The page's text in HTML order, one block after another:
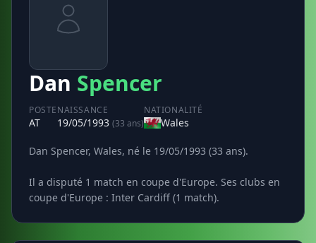
Dan Spencer
POSTE
AT
NAISSANCE
19/05/1993 (33 ans)
NATIONALITÉ
Wales
Dan Spencer, Wales, né le 19/05/1993 (33 ans).
Il a disputé 1 match en coupe d'Europe. Ses clubs en
coupe d'Europe : Inter Cardiff (1 match).